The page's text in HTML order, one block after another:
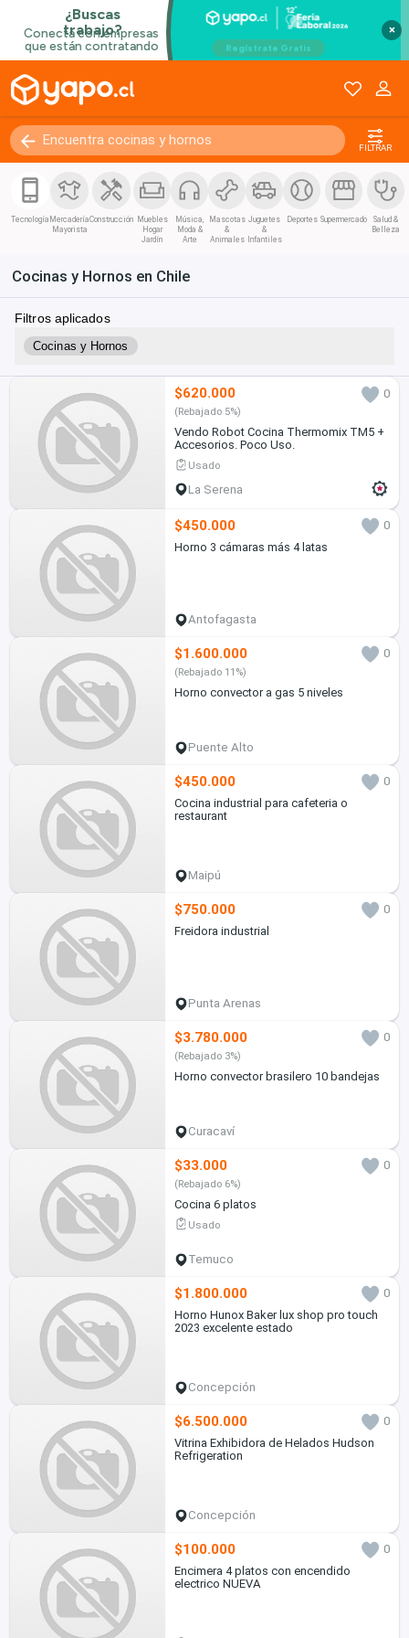
×
FILTRAR
Tecnología Mercadería
Mayorista
Construcción Muebles
Hogar
Jardín
Música,
Moda &
Arte
Mascotas
&
Animales
Juguetes
&
Infantiles
Deportes Supermercado
Salud &
Belleza
Cocinas y Hornos en Chile
Filtros aplicados
Cocinas y Hornos
$620.000 0
(Rebajado 5%)
Vendo Robot Cocina Thermomix TM5 +
Accesorios. Poco Uso.
Usado
La Serena
$450.000
0
Horno 3 cámaras más 4 latas
Antofagasta
$1.600.000 0
(Rebajado 11%)
Horno convector a gas 5 niveles
Puente Alto
$450.000
0
Cocina industrial para cafeteria o
restaurant
Maipú
$750.000
0
Freidora industrial
Punta Arenas
$3.780.000 0
(Rebajado 3%)
Horno convector brasilero 10 bandejas
Curacaví
$33.000 0
(Rebajado 6%)
Cocina 6 platos
Usado
Temuco
$1.800.000
0
Horno Hunox Baker lux shop pro touch
2023 excelente estado
Concepción
$6.500.000
0
Vitrina Exhibidora de Helados Hudson
Refrigeration
Concepción
$100.000
0
Encimera 4 platos con encendido
electrico NUEVA